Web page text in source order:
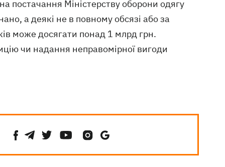
постачання Міністерству оборони одягу
а деякі не в повному обсязі або за
може досягати понад 1 млрд грн.
чи надання неправомірної вигоди